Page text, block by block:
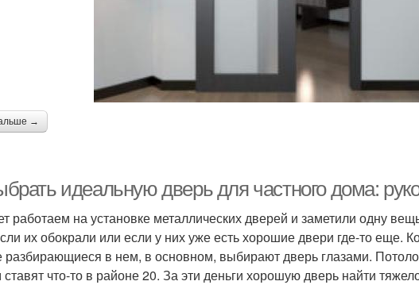
→
идеальную дверь для частного дома:
работаем на установке металлических дверей и заметили одну
их обокрали или если у них уже есть хорошие двери где-то еще.
разбирающиеся в нем, в основном, выбирают дверь глазами.
что-то в районе 20. За эти деньги хорошую дверь найти